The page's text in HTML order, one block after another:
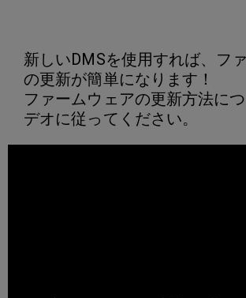
新しいDMSを使用すれば、フ
の更新が簡単になります！
ファームウェアの更新方法に
デオに従ってください。